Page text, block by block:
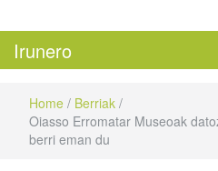
Irunero
Home / Berriak /
Oiasso Erromatar Museoak
berri eman du